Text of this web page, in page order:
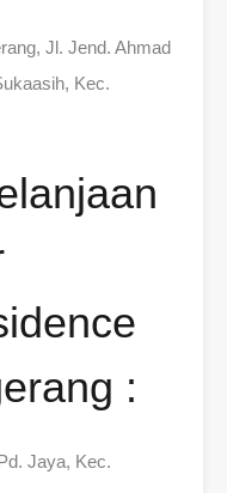
Jl. Jend. Ahmad
Kec.
:
Jaya, Kec.